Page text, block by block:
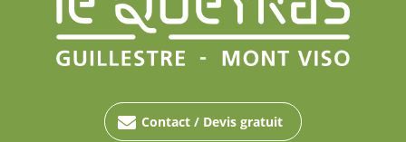
Contact / Devis gratuit